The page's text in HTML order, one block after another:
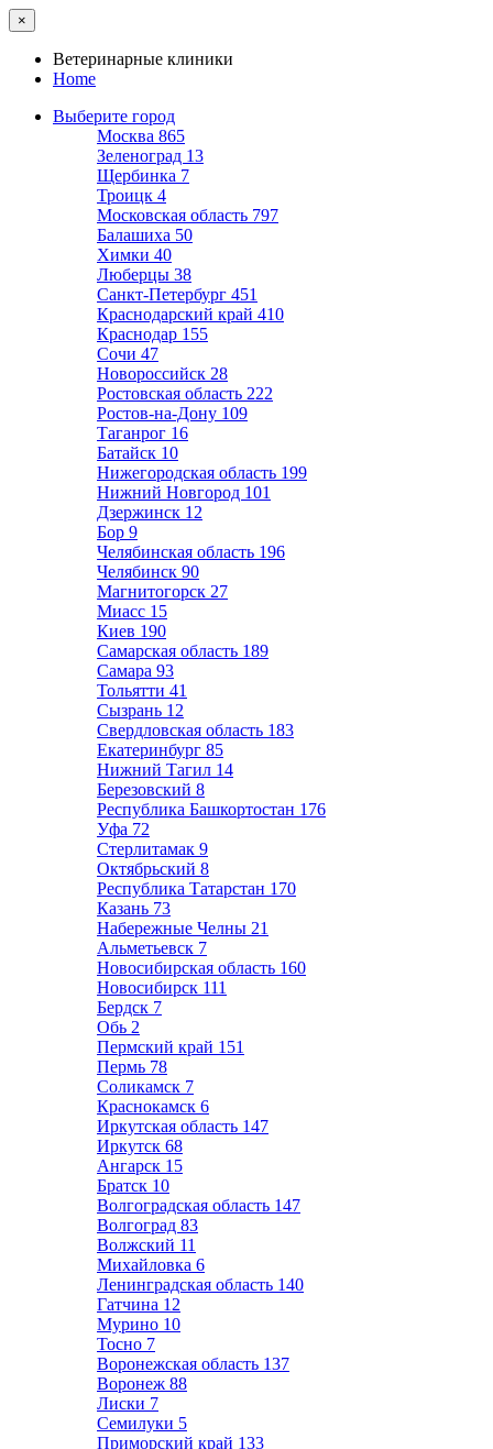
×
Ветеринарные клиники
Home
Выберите город
Москва 865
Зеленоград 13
Щербинка 7
Троицк 4
Московская область 797
Балашиха 50
Химки 40
Люберцы 38
Санкт-Петербург 451
Краснодарский край 410
Краснодар 155
Сочи 47
Новороссийск 28
Ростовская область 222
Ростов-на-Дону 109
Таганрог 16
Батайск 10
Нижегородская область 199
Нижний Новгород 101
Дзержинск 12
Бор 9
Челябинская область 196
Челябинск 90
Магнитогорск 27
Миасс 15
Киев 190
Самарская область 189
Самара 93
Тольятти 41
Сызрань 12
Свердловская область 183
Екатеринбург 85
Нижний Тагил 14
Березовский 8
Республика Башкортостан 176
Уфа 72
Стерлитамак 9
Октябрьский 8
Республика Татарстан 170
Казань 73
Набережные Челны 21
Альметьевск 7
Новосибирская область 160
Новосибирск 111
Бердск 7
Обь 2
Пермский край 151
Пермь 78
Соликамск 7
Краснокамск 6
Иркутская область 147
Иркутск 68
Ангарск 15
Братск 10
Волгоградская область 147
Волгоград 83
Волжский 11
Михайловка 6
Ленинградская область 140
Гатчина 12
Мурино 10
Тосно 7
Воронежская область 137
Воронеж 88
Лиски 7
Семилуки 5
Приморский край 133